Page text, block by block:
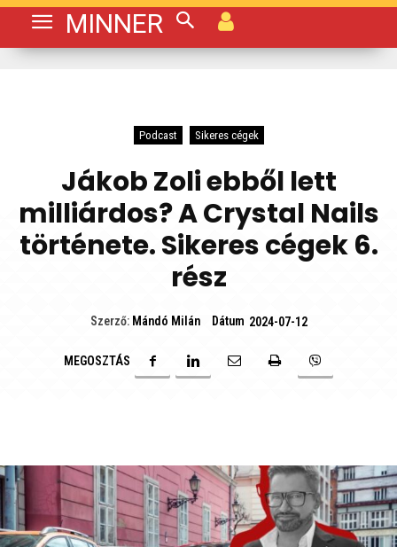
MINNER
Podcast Sikeres cégek
Jákob Zoli ebből lett
milliárdos? A Crystal Nails
története. Sikeres cégek 6.
rész
Szerző: Mándó Milán Dátum 2024-07-12
MEGOSZTÁS